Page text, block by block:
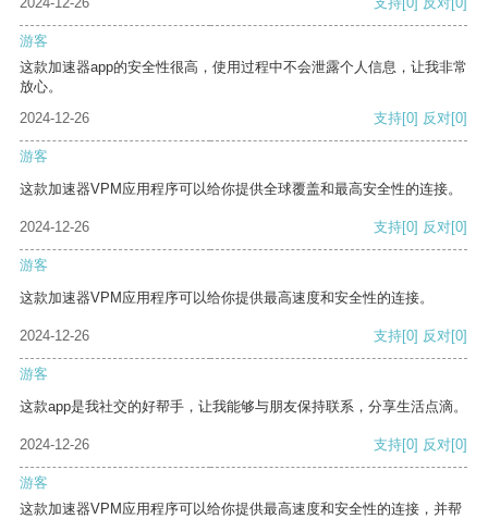
游客
这款加速器app的安全性很高，使用过程中不会泄露个人信息，让我非常
放心。
2024-12-26
支持[0] 反对[0]
游客
这款加速器VPM应用程序可以给你提供全球覆盖和最高安全性的连接。
2024-12-26 支持[0] 反对[0]
游客
这款加速器VPM应用程序可以给你提供最高速度和安全性的连接。
2024-12-26 支持[0] 反对[0]
游客
这款app是我社交的好帮手，让我能够与朋友保持联系，分享生活点滴。
2024-12-26 支持[0] 反对[0]
游客
这款加速器VPM应用程序可以给你提供最高速度和安全性的连接，并帮